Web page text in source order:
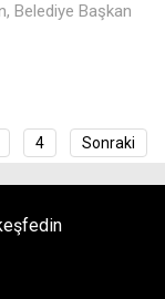
Belediye Başkan
4 Sonraki